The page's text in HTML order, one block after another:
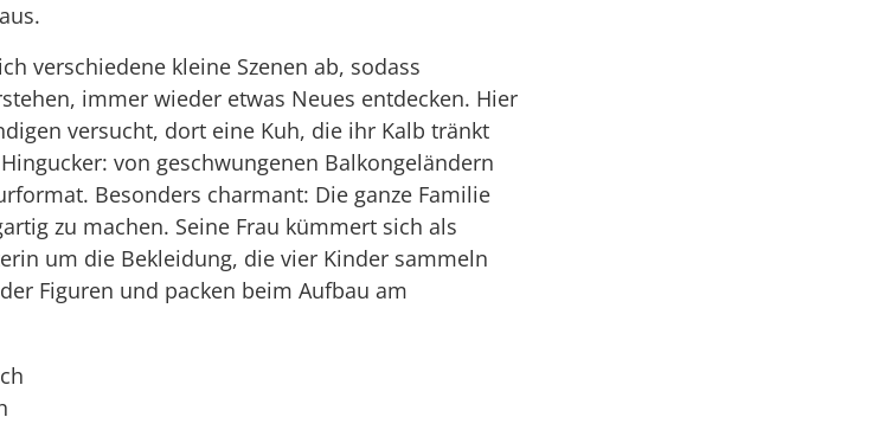
verschiedene kleine Szenen ab, sodass
immer wieder etwas Neues entdecken. Hier
versucht, dort eine Kuh, die ihr Kalb tränkt
von geschwungenen Balkongeländern
Besonders charmant: Die ganze Familie
zu machen. Seine Frau kümmert sich als
um die Bekleidung, die vier Kinder sammeln
Figuren und packen beim Aufbau am